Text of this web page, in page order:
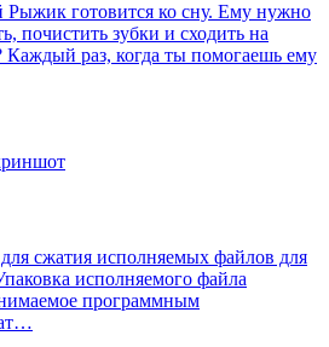
Рыжик готовится ко сну. Ему нужно
почистить зубки и сходить на
раз, когда ты помогаешь ему
сжатия исполняемых файлов для
исполняемого файла
программным